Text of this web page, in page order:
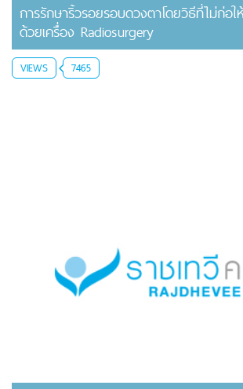
การรักษาริ้วรอยรอบดวงตาโดยวิธีที่ไม่ก่อ
ด้วยเครื่อง Radiosurgery
VIEWS 7465